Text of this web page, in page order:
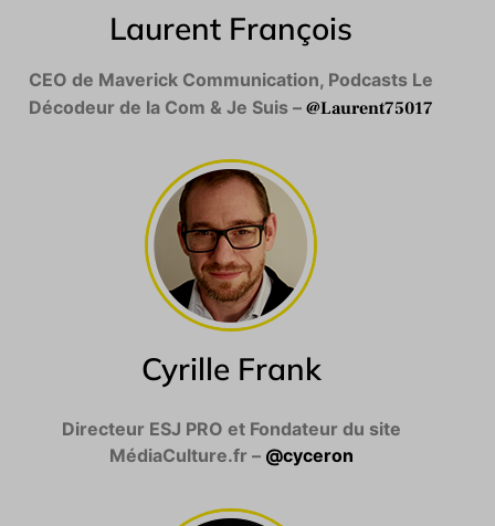
Laurent François
CEO de Maverick Communication, Podcasts Le
Décodeur de la Com & Je Suis – @Laurent75017
Cyrille Frank
Directeur ESJ PRO et Fondateur du site
MédiaCulture.fr – @cyceron